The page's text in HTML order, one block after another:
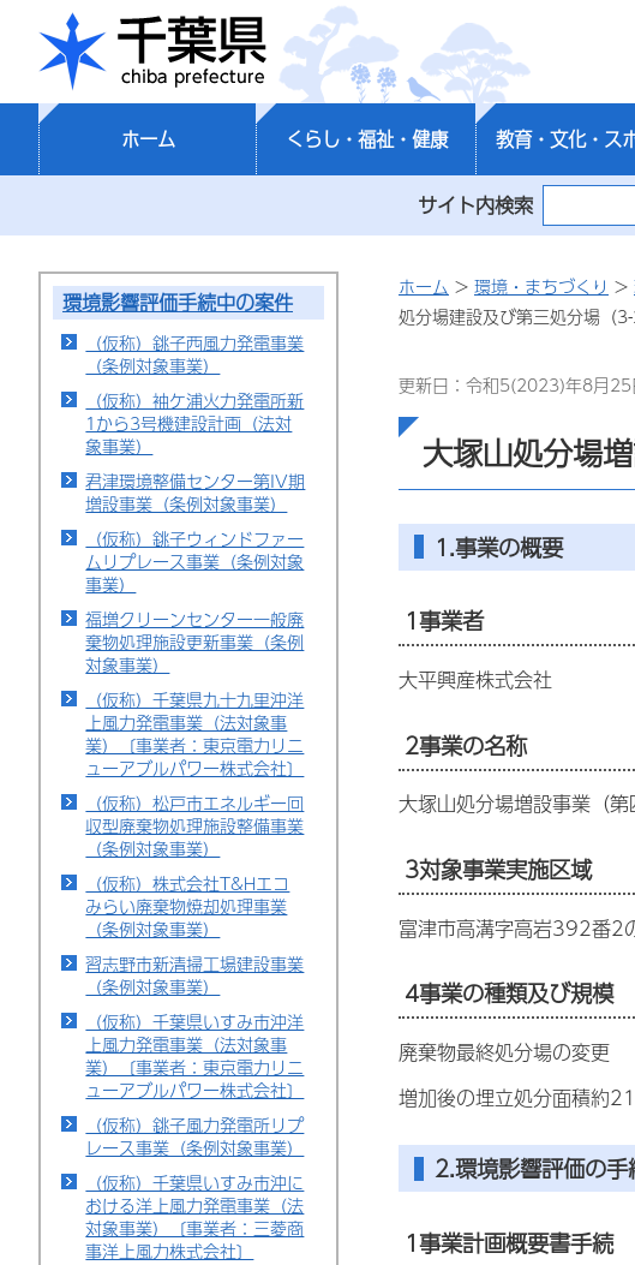
千葉県
ホーム くらし・福祉・健康 教育・文化・ス
サイト内検索
環境影響評価手続中の案件
（仮称）銚子西風力発電事業
（条例対象事業）
（仮称）袖ケ浦火力発電所新
1から3号機建設計画（法対
象事業）
君津環境整備センター第IV期
増設事業（条例対象事業）
（仮称）銚子ウィンドファー
ムリプレース事業（条例対象
事業）
福増クリーンセンター一般廃
棄物処理施設更新事業（条例
対象事業）
（仮称）千葉県九十九里沖洋
上風力発電事業（法対象事
業）〔事業者：東京電力リニ
ューアブルパワー株式会社〕
（仮称）松戸市エネルギー回
収型廃棄物処理施設整備事業
（条例対象事業）
（仮称）株式会社T&Hエコ
みらい廃棄物焼却処理事業
（条例対象事業）
習志野市新清掃工場建設事業
（条例対象事業）
（仮称）千葉県いすみ市沖洋
上風力発電事業（法対象事
業）〔事業者：東京電力リニ
ューアブルパワー株式会社〕
（仮称）銚子風力発電所リプ
レース事業（条例対象事業）
（仮称）千葉県いすみ市沖に
おける洋上風力発電事業（法
対象事業）〔事業者：三菱商
事洋上風力株式会社〕
ホーム > 環境・まちづくり >
処分場建設及び第三処分場（3-
更新日：令和5(2023)年8月25
大塚山処分場
1.事業の概要
1事業者
大平興産株式会社
2事業の名称
大塚山処分場増設事業（
3対象事業実施区域
富津市高溝字高岩392番
4事業の種類及び規模
廃棄物最終処分場の変更
増加後の埋立処分面積約
2.環境影響評価の手
1事業計画概要書手続